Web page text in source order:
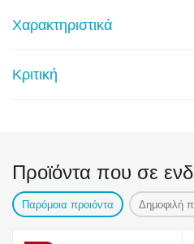
Χαρακτηριστικά
Κριτική
Προϊόντα που σε
Παρόμοια προιόντα Δημοφιλή